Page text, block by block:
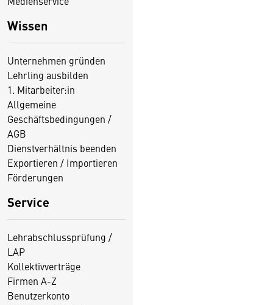
Wissen
Unternehmen gründen
Lehrling ausbilden
1. Mitarbeiter:in
Allgemeine
Geschäftsbedingungen /
AGB
Dienstverhältnis beenden
Exportieren / Importieren
Förderungen
Service
Lehrabschlussprüfung /
LAP
Kollektivverträge
Firmen A-Z
Benutzerkonto